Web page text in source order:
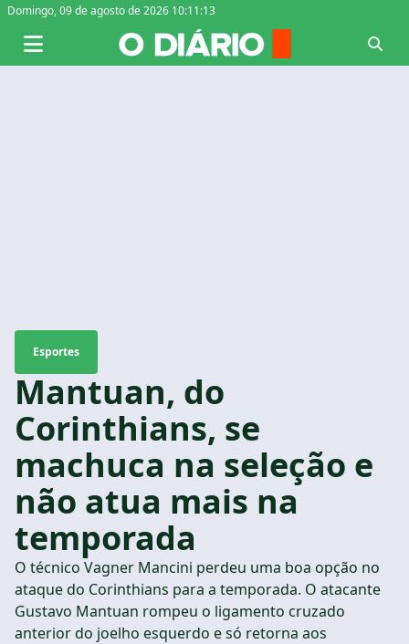
Domingo,09 de agosto de 2026 10:11:14
Esportes
Mantuan, do
Corinthians, se
machuca na seleção e
não atua mais na
temporada
O técnico Vagner Mancini perdeu uma boa opção no
ataque do Corinthians para a temporada. O atacante
Gustavo Mantuan rompeu o ligamento cruzado
anterior do joelho esquerdo e só retorna aos